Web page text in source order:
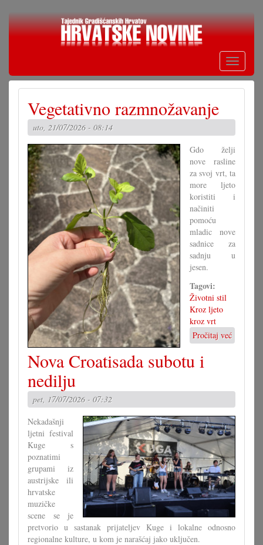
Skoči
Toggle
Vegetativno razmnožavanje
uto, 21/07/2026 - 08:14
Gdo želji
nove rasline
za svoj vrt, ta
more ljeto
koristiti i
načiniti
pomoću
mladic nove
sadnice za
sadnju u
jesen.
Tagovi:
Životni stil
Kroz ljeto
kroz vrt
Pročitaj već
Nova Croatisada subotu i
nedilju
pet, 17/07/2026 - 07:32
Nekadašnji
ljetni festival
Kuge s
poznatimi
grupami iz
austrijske ili
hrvatske
muzičke
scene se je
pretvorio u sastanak prijateljev Kuge i lokalne odnosno
regionalne kulture, u kom je narašćaj jako uključen.